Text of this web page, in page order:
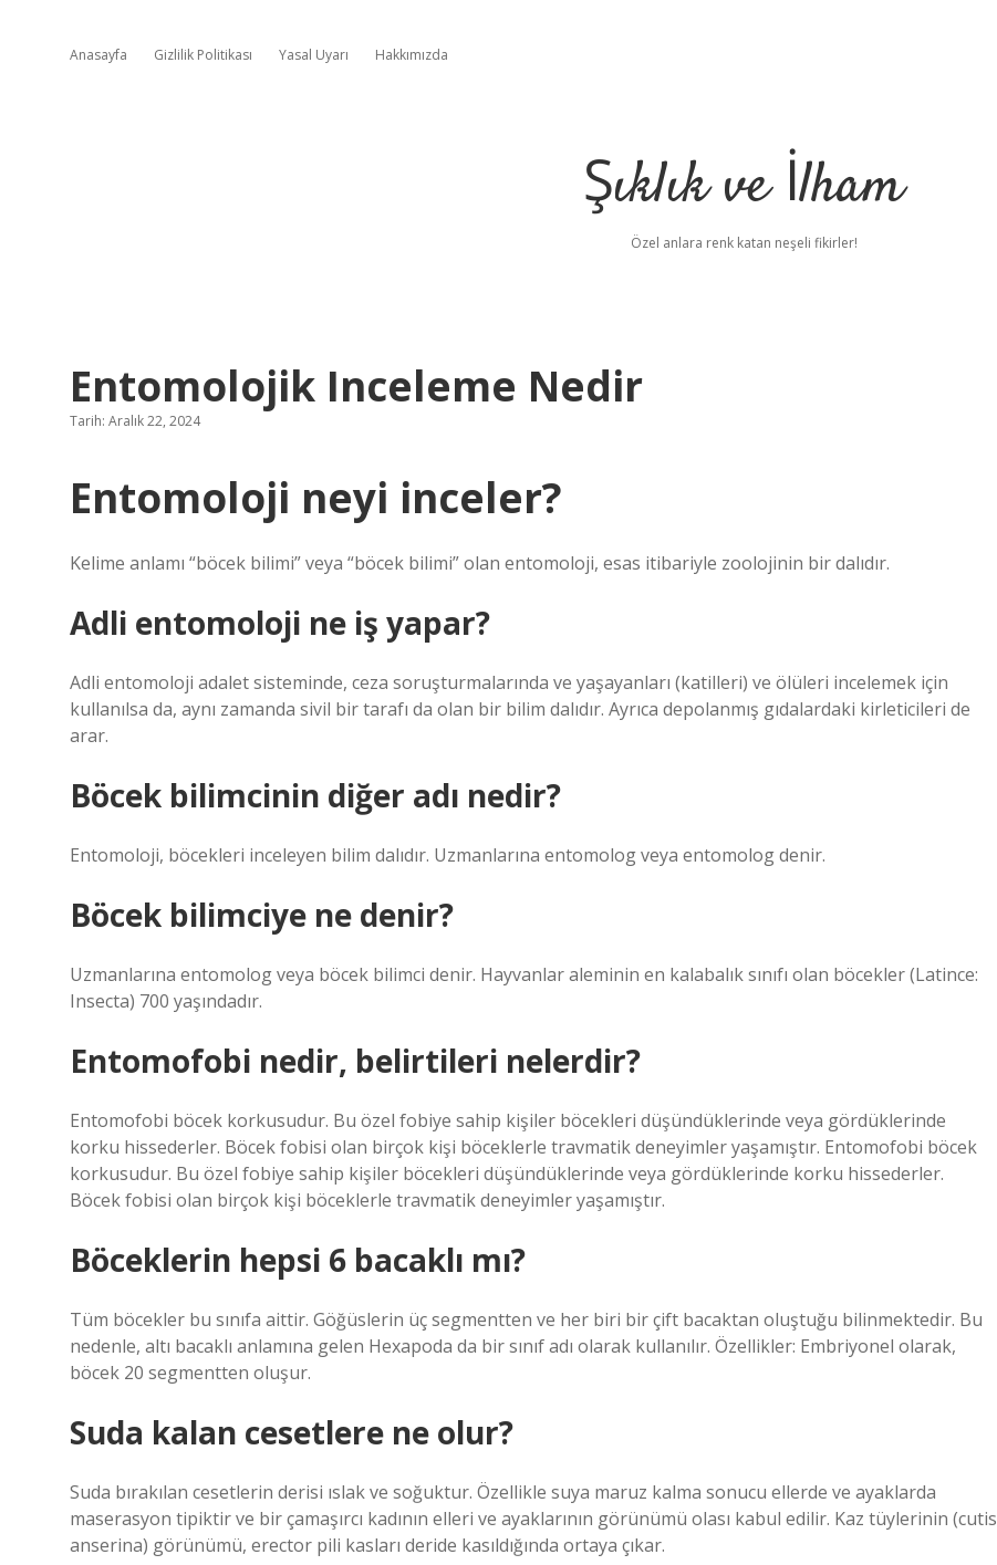
Anasayfa Gizlilik Politikası Yasal Uyarı Hakkımızda
Şıklık ve İlham
Özel anlara renk katan neşeli fikirler!
Entomolojik Inceleme Nedir
Tarih: Aralık 22, 2024
Entomoloji neyi inceler?
Kelime anlamı “böcek bilimi” veya “böcek bilimi” olan entomoloji, esas itibariyle zoolojinin bir dalıdır.
Adli entomoloji ne iş yapar?
Adli entomoloji adalet sisteminde, ceza soruşturmalarında ve yaşayanları (katilleri) ve ölüleri incelemek için
kullanılsa da, aynı zamanda sivil bir tarafı da olan bir bilim dalıdır. Ayrıca depolanmış gıdalardaki kirleticileri de
arar.
Böcek bilimcinin diğer adı nedir?
Entomoloji, böcekleri inceleyen bilim dalıdır. Uzmanlarına entomolog veya entomolog denir.
Böcek bilimciye ne denir?
Uzmanlarına entomolog veya böcek bilimci denir. Hayvanlar aleminin en kalabalık sınıfı olan böcekler (Latince:
Insecta) 700 yaşındadır.
Entomofobi nedir, belirtileri nelerdir?
Entomofobi böcek korkusudur. Bu özel fobiye sahip kişiler böcekleri düşündüklerinde veya gördüklerinde
korku hissederler. Böcek fobisi olan birçok kişi böceklerle travmatik deneyimler yaşamıştır. Entomofobi böcek
korkusudur. Bu özel fobiye sahip kişiler böcekleri düşündüklerinde veya gördüklerinde korku hissederler.
Böcek fobisi olan birçok kişi böceklerle travmatik deneyimler yaşamıştır.
Böceklerin hepsi 6 bacaklı mı?
Tüm böcekler bu sınıfa aittir. Göğüslerin üç segmentten ve her biri bir çift bacaktan oluştuğu bilinmektedir. Bu
nedenle, altı bacaklı anlamına gelen Hexapoda da bir sınıf adı olarak kullanılır. Özellikler: Embriyonel olarak,
böcek 20 segmentten oluşur.
Suda kalan cesetlere ne olur?
Suda bırakılan cesetlerin derisi ıslak ve soğuktur. Özellikle suya maruz kalma sonucu ellerde ve ayaklarda
maserasyon tipiktir ve bir çamaşırcı kadının elleri ve ayaklarının görünümü olası kabul edilir. Kaz tüylerinin (cutis
anserina) görünümü, erector pili kasları deride kasıldığında ortaya çıkar.